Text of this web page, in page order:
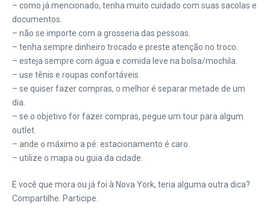
– como já mencionado, tenha muito cuidado com suas sacolas e
documentos.
– não se importe com a grosseria das pessoas.
– tenha sempre dinheiro trocado e preste atenção no troco.
– esteja sempre com água e comida leve na bolsa/mochila.
– use tênis e roupas confortáveis.
– se quiser fazer compras, o melhor é separar metade de um
dia.
– se o objetivo for fazer compras, pegue um tour para algum
outlet.
– ande o máximo a pé: estacionamento é caro.
– utilize o mapa ou guia da cidade.
E você que mora ou já foi à Nova York, teria alguma outra dica?
Compartilhe. Participe.